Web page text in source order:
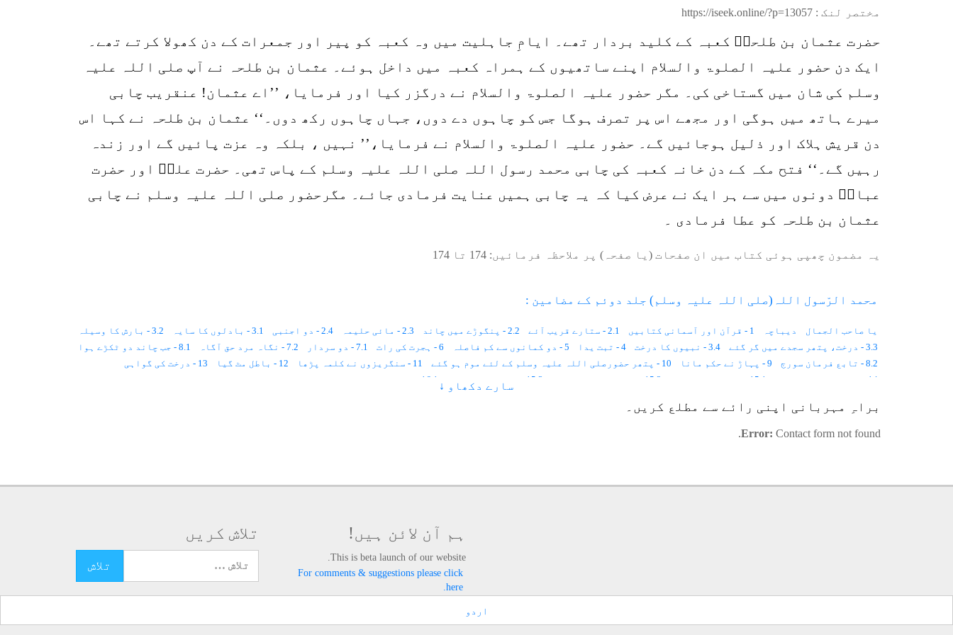
مختصر لنک : https://iseek.online/?p=13057
حضرت عثمان بن طلحہؓ کعبہ کے کلید بردار تھے۔ ایامِ جاہلیت میں وہ کعبہ کو پیر اور جمعرات کے دن کھولا کرتے تھے۔
ایک دن حضور علیہ الصلوۃ والسلام اپنے ساتھیوں کے ہمراہ کعبہ میں داخل ہوئے۔ عثمان بن طلحہ نے آپ صلی اللہ علیہ
وسلم کی شان میں گستاخی کی۔ مگر حضور علیہ الصلوۃ والسلام نے درگزر کیا اور فرمایا، ’’اے عثمان! عنقریب چابی
میرے ہاتھ میں ہوگی اور مجھے اس پر تصرف ہوگا جس کو چاہوں دے دوں، جہاں چاہوں رکھ دوں۔‘‘ عثمان بن طلحہ نے کہا اس
دن قریش ہلاک اور ذلیل ہوجائیں گے۔ حضور علیہ الصلوۃ والسلام نے فرمایا،’’ نہیں ، بلکہ وہ عزت پائیں گے اور زندہ
رہیں گے۔‘‘ فتح مکہ کے دن خانہ کعبہ کی چابی محمد رسول اللہ صلی اللہ علیہ وسلم کے پاس تھی۔ حضرت علیؓ اور حضرت
عباسؓ دونوں میں سے ہر ایک نے عرض کیا کہ یہ چابی ہمیں عنایت فرمادی جائے۔ مگرحضور صلی اللہ علیہ وسلم نے چابی
عثمان بن طلحہ کو عطا فرمادی ۔
یہ مضمون چھپی ہوئی کتاب میں ان صفحات (یا صفحہ) پر ملاحظہ فرمائیں: 174 تا 174
محمد الرّسول اللہ(صلی اللہ علیہ وسلم) جلد دوئم کے مضامین :
یا صاحب الجمال دیباچہ 1 - قرآن اور آسمانی کتابیں 2.1 - ستارے قریب آئے 2.2 - پنگوڑے میں چاند 2.3 - مائی حلیمہ 2.4 - دو اجنبی 3.1 - بادلوں کا سایہ
3.2 - بارش کا وسیلہ
3.3 - درخت، پتھر سجدے میں گر گئے
3.4 - نبیوں کا درخت 4 - تبت یدا 5 - دو کمانوں سے کم فاصلہ 6 - ہجرت کی رات 7.1 - دو سردار 7.2 - نگاہ مرد حق آگاہ
8.1 - جب چاند دو ٹکڑے ہوا
8.2 - تابع فرمان سورج
9 - پہاڑ نے حکم مانا 10 - پتھر حضورصلی اللہ علیہ وسلم کے لئے موم ہو گئے 11 - سنگریزوں نے کلمہ پڑھا 12 - باطل مٹ گیا
13 - درخت کی گواہی
14 - حنین جذع کا واقعہ
15.1 - کھجور کی تلوار 15.2 - لاٹھی قندیل بن گئی 15.3 - لکڑی میں روشنی
16.1 - اونٹ نے حضور صلی اللہ علیہ وسلم کے قدموں میں سر رکھا
22.2 - بائیکاٹ 22.3 - سراقہ اور کنگن
سارے دکھاو ↓
براہِ مہربانی اپنی رائے سے مطلع کریں۔
Error: Contact form not found.
تلاش کریں ہم آن لائن ہیں!
This is beta launch of our website.
For comments & suggestions please click
here.
اردو